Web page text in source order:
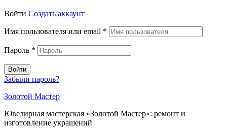
Войти Создать аккаунт
Имя пользователя или email *
Пароль *
Войти
Забыли пароль?
Золотой Мастер
Ювелирная мастерская «Золотой Мастер»: ремонт и
изготовление украшений